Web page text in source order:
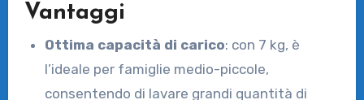
Vantaggi
Ottima capacità di carico: con 7 kg, è
l’ideale per famiglie medio-piccole,
consentendo di lavare grandi quantità di